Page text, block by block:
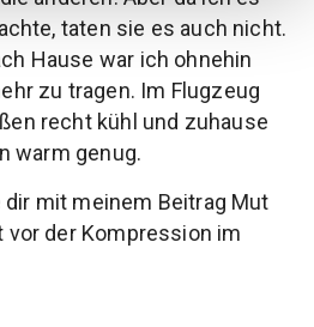
taten sie es auch nicht.
Hause war ich ohnehin
zu tragen. Im Flugzeug
recht kühl und zuhause
warm genug.
mit meinem Beitrag Mut
vor der Kompression im